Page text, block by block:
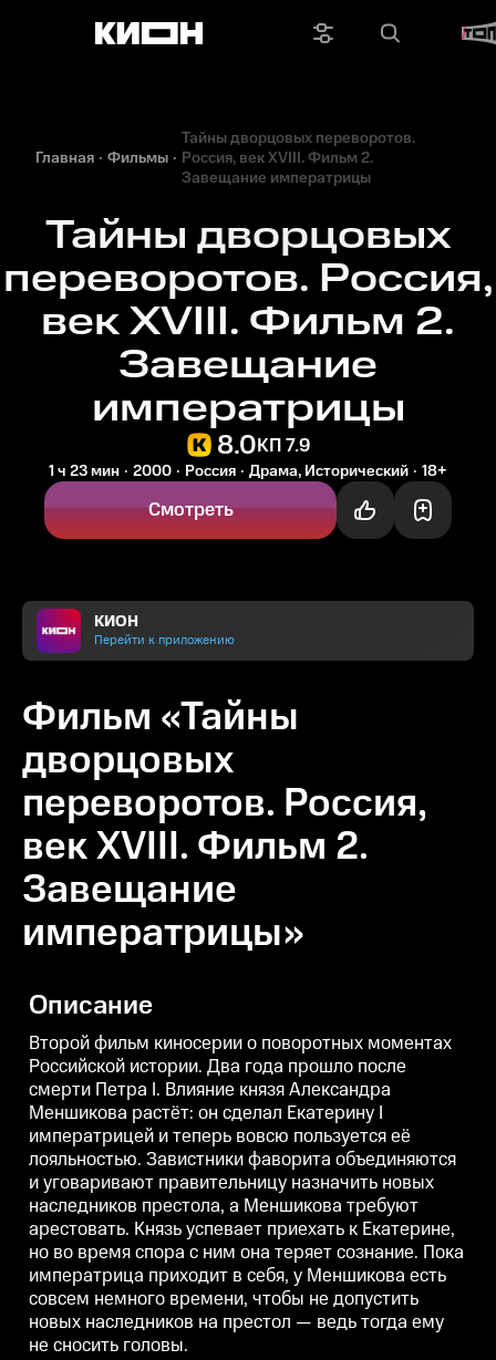
Главная Фильмы
Тайны дворцовых переворотов.
Россия, век XVIII. Фильм 2.
Завещание императрицы
Тайны дворцовых
переворотов. Россия,
век XVIII. Фильм 2.
Завещание
императрицы
8.0КП 7.9
1 ч 23 мин 2000 Россия Драма, Исторический 18+
Смотреть
КИОН
Перейти к приложению
Фильм «Тайны
дворцовых
переворотов. Россия,
век XVIII. Фильм 2.
Завещание
императрицы»
Описание
Второй фильм киносерии о поворотных моментах
Российской истории. Два года прошло после
смерти Петра I. Влияние князя Александра
Меншикова растёт: он сделал Екатерину I
императрицей и теперь вовсю пользуется её
лояльностью. Завистники фаворита объединяются
и уговаривают правительницу назначить новых
наследников престола, а Меншикова требуют
арестовать. Князь успевает приехать к Екатерине,
но во время спора с ним она теряет сознание. Пока
императрица приходит в себя, у Меншикова есть
совсем немного времени, чтобы не допустить
новых наследников на престол — ведь тогда ему
не сносить головы.